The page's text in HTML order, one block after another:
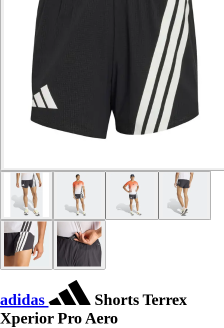
adidas
Shorts Terrex
Xperior Pro Aero